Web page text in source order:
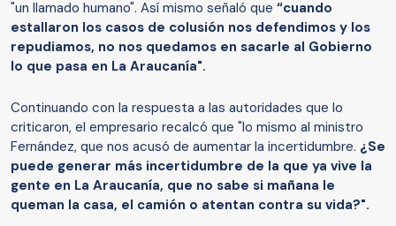
"un llamado humano". Así mismo señaló que “cuando
estallaron los casos de colusión nos defendimos y los
repudiamos, no nos quedamos en sacarle al Gobierno
lo que pasa en La Araucanía".
Continuando con la respuesta a las autoridades que lo
criticaron, el empresario recalcó que "lo mismo al ministro
Fernández, que nos acusó de aumentar la incertidumbre. ¿Se
puede generar más incertidumbre de la que ya vive la
gente en La Araucanía, que no sabe si mañana le
queman la casa, el camión o atentan contra su vida?".